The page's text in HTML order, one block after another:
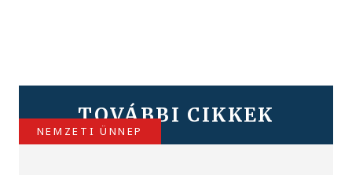
TOVÁBBI CIKKEK
NEMZETI ÜNNEP